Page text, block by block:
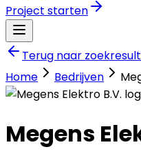
Project starten
Terug naar
Home
Bedrijven
Megens